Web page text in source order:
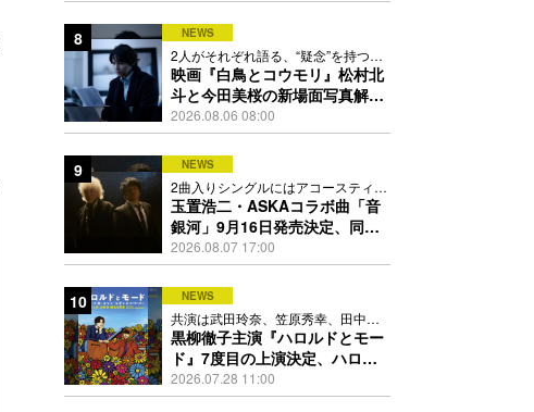
踊る
8 NEWS
2人がそれぞれ語る、“疑念”を持つこ
との苦しさとは
映画『白鳥とコウモリ』松村北
斗と今田美桜の新場面写真解
禁、事件前後で一変する表情捉
えた全4点
2026.08.06 08:00
9 NEWS
2曲入りシングルにはアコースティッ
ク楽曲「命の宿り」も収録
玉置浩二・ASKAコラボ曲「音
銀河」9月16日発売決定、同じ
時代の“戦友”同士で揺るぎない
愛を歌う
2026.08.07 17:00
10 NEWS
共演は武田玲奈、笠原秀幸、田中要
次、井川遥
黒柳徹子主演『ハロルドとモー
ド』7度目の上演決定、ハロル
ド役はKEY TO LIT岩﨑大昇
2026.07.28 11:00